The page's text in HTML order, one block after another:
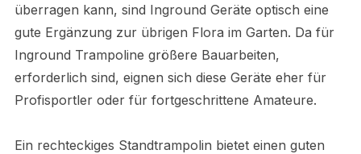
überragen kann, sind Inground Geräte optisch eine
gute Ergänzung zur übrigen Flora im Garten. Da für
Inground Trampoline größere Bauarbeiten,
erforderlich sind, eignen sich diese Geräte eher für
Profisportler oder für fortgeschrittene Amateure.
Ein rechteckiges Standtrampolin bietet einen guten